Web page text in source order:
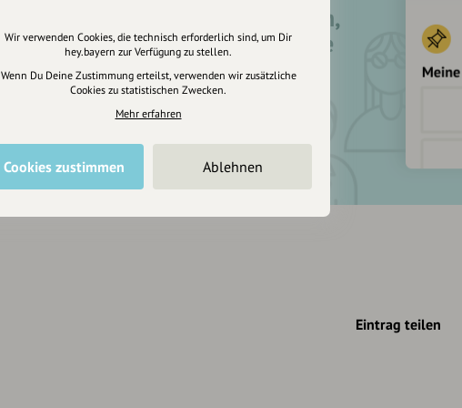
Registriere dich,
um dir Einträge
zu merken
Eintrag teilen
Wir verwenden Cookies, die technisch erforderlich sind, um Dir
hey.bayern zur Verfügung zu stellen.
Wenn Du Deine Zustimmung erteilst, verwenden wir zusätzliche
Cookies zu statistischen Zwecken.
Mehr erfahren
Cookies zustimmen Ablehnen